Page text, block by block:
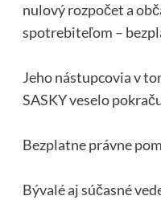
nulový rozpočet a
spotrebiteľom –
Jeho nástupcovia v
SASKY veselo
Bezplatne právne
Bývalé aj súčasné